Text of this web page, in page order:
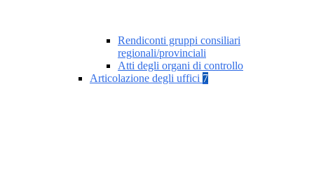
Rendiconti gruppi consiliari
regionali/provinciali
Atti degli organi di controllo
Articolazione degli uffici 7